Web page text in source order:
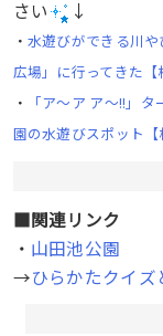
さい ↓
・ 水遊びができる川
広場」に行ってきた【
・
「ア〜ア ア〜!!」
園の水遊びスポット【
■関連リンク
・ 山田池公園
→ひらかたクイズ